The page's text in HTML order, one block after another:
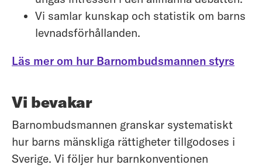
Vi samlar kunskap och statistik om barns
levnadsförhållanden.
Läs mer om hur Barnombudsmannen styrs
Vi bevakar
Barnombudsmannen granskar systematiskt
hur barns mänskliga rättigheter tillgodoses i
Sverige. Vi följer hur barnkonventionen